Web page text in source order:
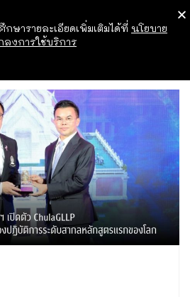
ษารายละเอียดเพิ่มเติมได้ที่ นโยบาย
ลงการใช้บริการ